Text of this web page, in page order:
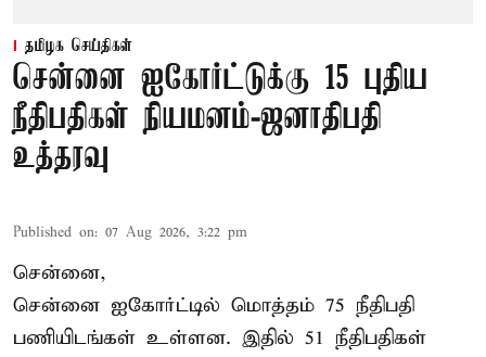
தமிழக செய்திகள்
சென்னை ஐகோர்ட்டுக்கு 15 புதிய
நீதிபதிகள் நியமனம்-ஜனாதிபதி
உத்தரவு
Published on: 07 Aug 2026, 3:22 pm
சென்னை,
சென்னை ஐகோர்ட்டில் மொத்தம் 75 நீதிபதி
பணியிடங்கள் உள்ளன. இதில் 51 நீதிபதிகள்